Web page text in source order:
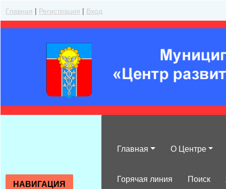
Главная | Регистрация | Вход
Главная О Центре
Горячая линия Поиск
НАВИГАЦИЯ